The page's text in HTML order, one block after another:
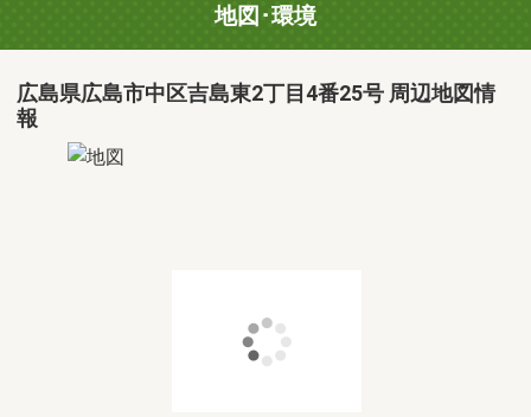
地図･環境
広島県広島市中区吉島東2丁目4番25号 周辺地図情
報